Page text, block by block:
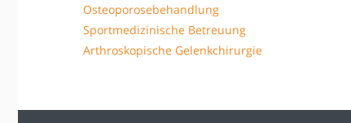
Osteoporosebehandlung
Sportmedizinische Betreuung
Arthroskopische Gelenkchirurgie